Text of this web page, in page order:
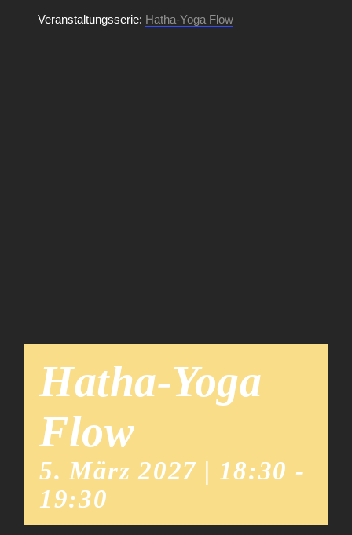
Selbstverteidigung
Veranstaltungsserie: Hatha-Yoga Flow
Hatha-Yoga
Flow
5. März 2027 | 18:30 -
19:30